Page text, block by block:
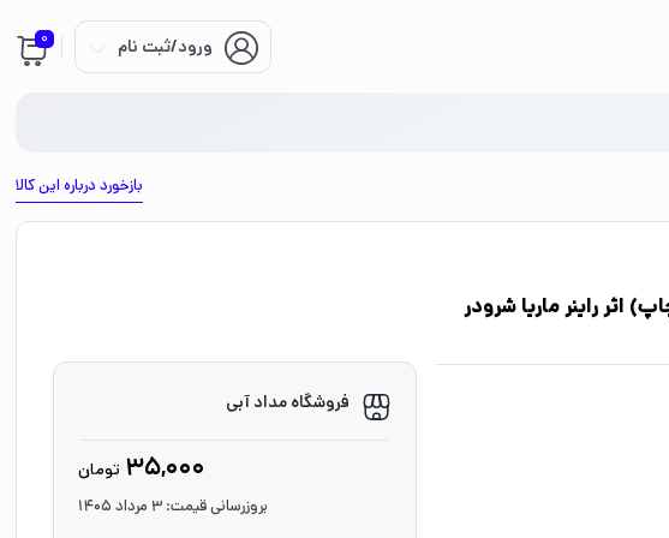
ورود/ثبت نام 0
بازخورد درباره این کالا
5 (کاپیتان کچاپ) اثر راینر ماریا شرودر
فروشگاه مداد آبی
35,000 تومان
بروزرسانی قیمت: 3 مرداد 1405